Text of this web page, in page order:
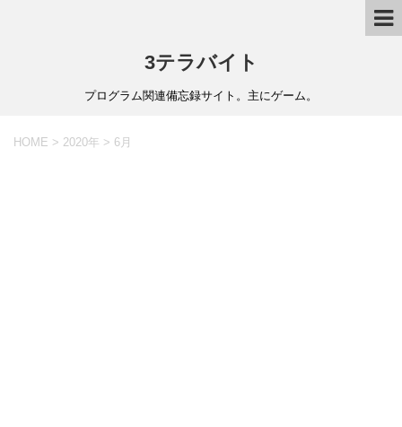
3テラバイト
プログラム関連備忘録サイト。主にゲーム。
HOME > 2020年 > 6月